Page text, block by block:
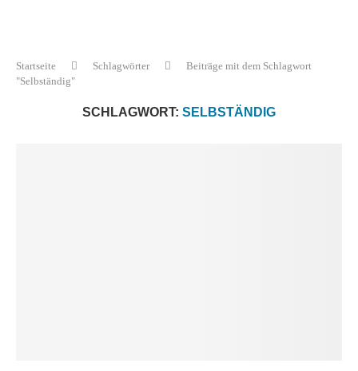
Startseite Schlagwörter
Beiträge mit dem Schlagwort
"Selbständig"
SCHLAGWORT: SELBSTÄNDIG